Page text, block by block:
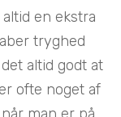
altid en ekstra
tryghed
altid godt at
ofte noget af